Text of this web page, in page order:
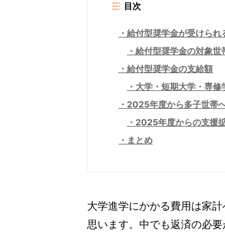
目次
給付型奨学金が受けられ
給付型奨学金の対象世
給付型奨学金の支給額
大学・短期大学・専
2025年度から多子世帯
2025年度からの支援
まとめ
大学進学にかかる費用は家計
思います。中でも返済の必